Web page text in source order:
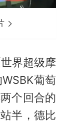
界超级摩
葡萄
个回合的
半，德比